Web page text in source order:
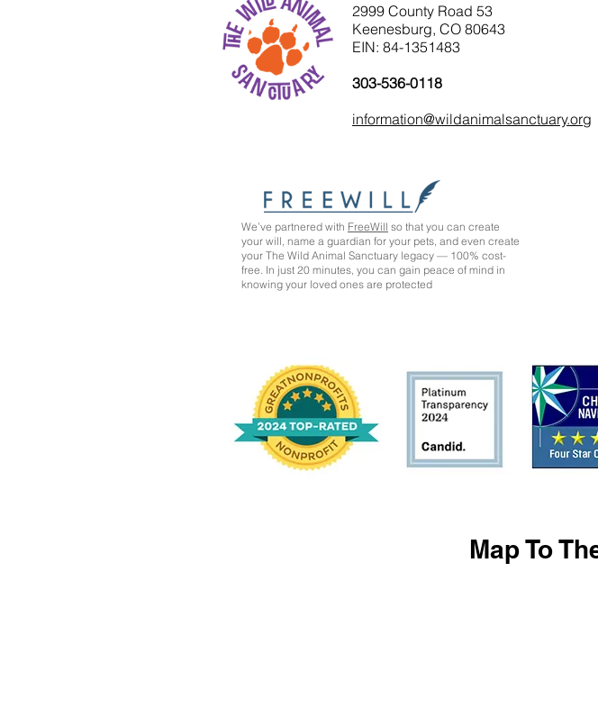
2999 County Road 53
Keenesburg, CO 80643
EIN: 84-1351483
303-536-0118
information@wildanimalsanctuary.org
We’ve partnered with FreeWill so that you can create
your will, name a guardian for your pets, and even create
your The Wild Animal Sanctuary legacy — 100% cost-
free. In just 20 minutes, you can gain peace of mind in
knowing your loved ones are protected
Map To